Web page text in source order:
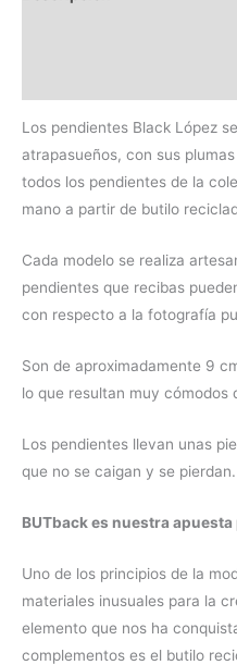
Los pendientes Black López
atrapasueños, con sus
todos los pendientes de la
mano a partir de butilo
Cada modelo se realiza
pendientes que recibas
con respecto a la fotografía
Son de aproximadamente 9
lo que resultan muy cómodos
Los pendientes llevan unas
que no se caigan y se pierdan.
BUTback es nuestra
Uno de los principios de la
materiales inusuales para la
elemento que nos ha
complementos es el butilo